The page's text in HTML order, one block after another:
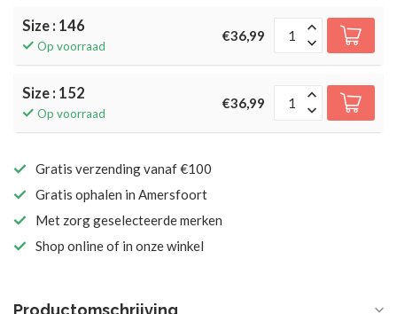
Size : 146
Op voorraad
€36,99
Size : 152
Op voorraad
€36,99
Gratis verzending vanaf €100
Gratis ophalen in Amersfoort
Met zorg geselecteerde merken
Shop online of in onze winkel
Productomschrijving